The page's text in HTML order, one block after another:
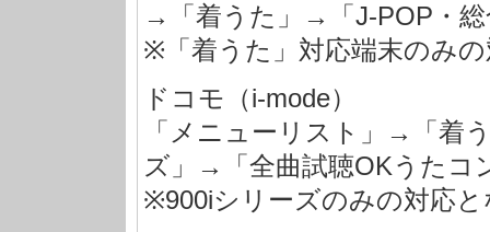
→「着うた」→「J-POP・
※「着うた」対応端末のみ
ドコモ（i-mode）
「メニューリスト」→「着
ズ」→「全曲試聴OKうたコ
※900iシリーズのみの対応